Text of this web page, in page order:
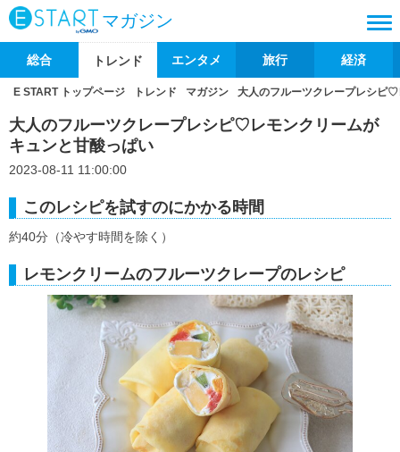
マガジン
総合 トレンド エンタメ 旅行 経済
E START トップページ トレンド マガジン 大人のフルーツクレープレシピ
大人のフルーツクレープレシピ♡レモンクリームが
キュンと甘酸っぱい
2023-08-11 11:00:00
このレシピを試すのにかかる時間
約40分（冷やす時間を除く）
レモンクリームのフルーツクレープのレシピ